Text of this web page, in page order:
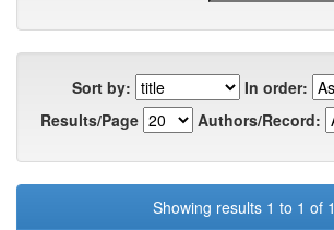
Sort by:
In order:
Results/Page
Authors/Record:
Showing results 1 to 1 of 1